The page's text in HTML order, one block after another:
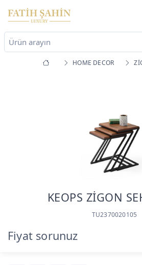
HOME DECOR
KEOPS ZİGON
TU2370020105
Fiyat sorunuz